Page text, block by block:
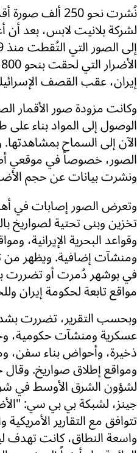
نُشرت نحو 250
لشركة بلانيت لابس، بعد
إيران، عقب القصف
وكانت مزودة صور الأقمار
الوصول إلى المواد بناء على
الآن إلى السماح
الصور، خصوصاً في موقعي
ونشرت بيانات عن حجم
وتعرض الصور إصابات في
تخزين وبنى تحتية لصواريخ
وقواعد البحرية الإيرانية،
ومنشآت إضافية. ويظهر من
مواقع تابعة لحكومة إيران
وبحسب التقرير، تضررت
عسكرية ومنشآت حكومية،
ذخيرة، وأحواض بناء سفن،
ومواقع إطلاق صواريخ. وقال
لشؤون الشرق الأوسط في
جينز، لشبكة بي بي سي:
تتوافق مع التقارير
واسعة النطاق، كانت